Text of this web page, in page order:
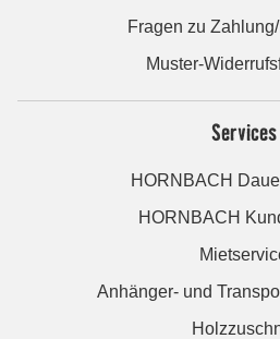
Fragen zu
Muster-
Services
HORNBACH
HORNBACH
Anhänger- und